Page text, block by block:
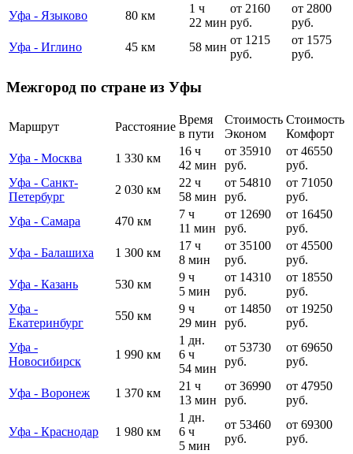
Уфа - Языково
80 км
1 ч
22 мин
от 2160
руб.
от 2800
руб.
Уфа - Иглино
45 км 58 мин
от 1215
руб.
от 1575
руб.
Межгород по стране из Уфы
Маршрут Расстояние
Время
в пути
Стоимость
Эконом
Стоимость
Комфорт
Уфа - Москва
1 330 км
16 ч
42 мин
от 35910
руб.
от 46550
руб.
Уфа - Санкт-
Петербург
2 030 км
22 ч
58 мин
от 54810
руб.
от 71050
руб.
Уфа - Самара
470 км
7 ч
11 мин
от 12690
руб.
от 16450
руб.
Уфа - Балашиха
1 300 км
17 ч
8 мин
от 35100
руб.
от 45500
руб.
Уфа - Казань
530 км
9 ч
5 мин
от 14310
руб.
от 18550
руб.
Уфа -
Екатеринбург
550 км
9 ч
29 мин
от 14850
руб.
от 19250
руб.
Уфа -
Новосибирск
1 990 км
1 дн.
6 ч
54 мин
от 53730
руб.
от 69650
руб.
Уфа - Воронеж 1 370 км
21 ч
13 мин
от 36990
руб.
от 47950
руб.
Уфа - Краснодар 1 980 км
1 дн.
6 ч
5 мин
от 53460
руб.
от 69300
руб.